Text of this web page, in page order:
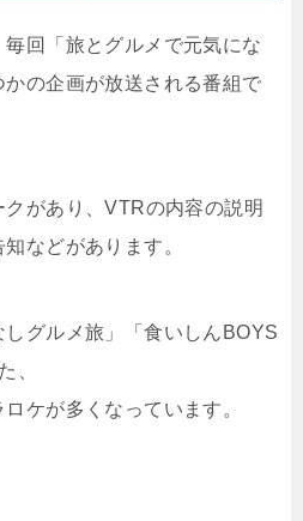
毎回「旅とグルメで元気にな
の企画が放送される番組で
があり、VTRの内容の説明
などがあります。
グルメ旅」「食いしんBOYS
、
ケが多くなっています。